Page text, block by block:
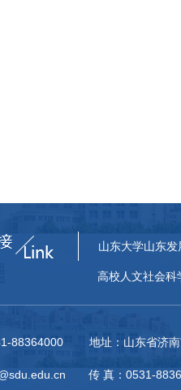
山东大学山东发
高校人文社会科
88364000 地址：山东省济南
传 真：0531-